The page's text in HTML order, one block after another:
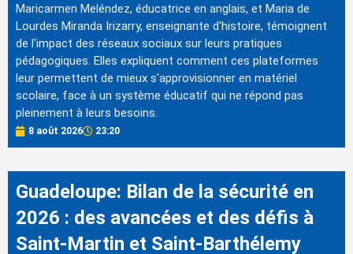
Maricarmen Meléndez, éducatrice en anglais, et Maria de
Lourdes Miranda Irizarry, enseignante d'histoire, témoignent
de l'impact des réseaux sociaux sur leurs pratiques
pédagogiques. Elles expliquent comment ces plateformes
leur permettent de mieux s'approvisionner en matériel
scolaire, face à un système éducatif qui ne répond pas
pleinement à leurs besoins.
8 août 2026 23:20
Guadeloupe: Bilan de la sécurité en
2026 : des avancées et des défis à
Saint-Martin et Saint-Barthélemy